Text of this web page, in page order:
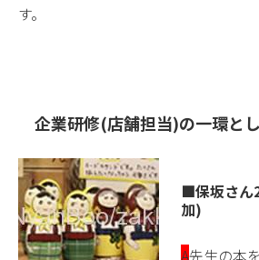
す。
企業研修(店舗担当)の一環と
■保坂さん
加)